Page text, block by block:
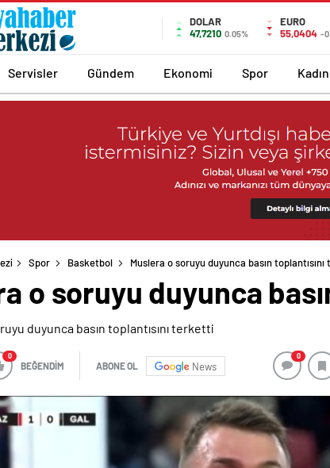
DOLAR
47,7210 0.05%
EURO
55,0404 -
Servisler Gündem Ekonomi Spor Kadın
Spor Basketbol Muslera o soruyu duyunca basın
o soruyu duyunca
0
BEĞENDİM ABONE OL News
0